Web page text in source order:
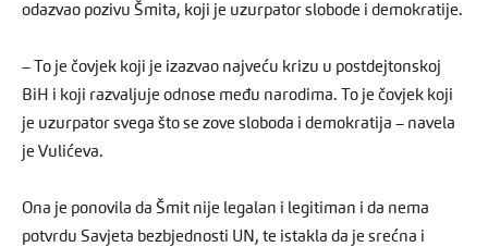
odazvao pozivu Šmita, koji je uzurpator slobode i demokratije.
– To je čovjek koji je izazvao najveću krizu u postdejtonskoj
BiH i koji razvaljuje odnose među narodima. To je čovjek koji
je uzurpator svega što se zove sloboda i demokratija – navela
je Vulićeva.
Ona je ponovila da Šmit nije legalan i legitiman i da nema
potvrdu Savjeta bezbjednosti UN, te istakla da je srećna i